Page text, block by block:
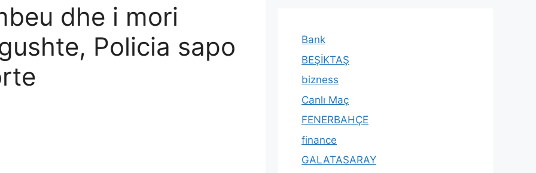
dhe i mori
Policia sapo
Bank
BEŞİKTAŞ
bizness
Canlı Maç
FENERBAHÇE
finance
GALATASARAY